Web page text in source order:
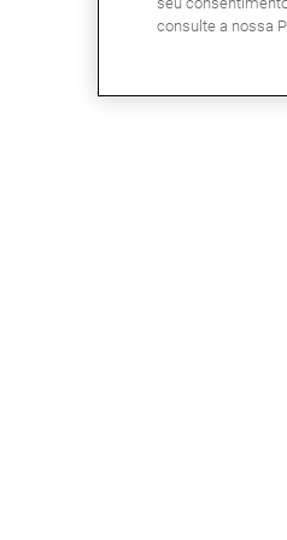
consulte a nossa